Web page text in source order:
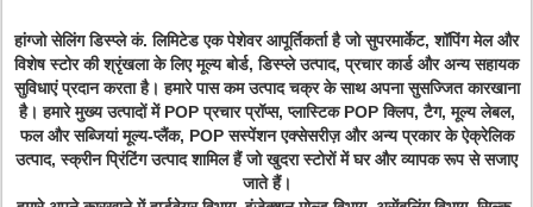
हांग्जो सेलिंग डिस्प्ले कं. लिमिटेड एक पेशेवर आपूर्तिकर्ता है जो सुपरमार्केट, शॉपिंग मेल और
विशेष स्टोर की श्रृंखला के लिए मूल्य बोर्ड, डिस्प्ले उत्पाद, प्रचार कार्ड और अन्य सहायक
सुविधाएं प्रदान करता है। हमारे पास कम उत्पाद चक्र के साथ अपना सुसज्जित कारखाना
है। हमारे मुख्य उत्पादों में POP प्रचार प्रॉप्स, प्लास्टिक POP क्लिप, टैग, मूल्य लेबल,
फल और सब्जियां मूल्य-प्लैंक, POP सस्पेंशन एक्सेसरीज़ और अन्य प्रकार के ऐक्रेलिक
उत्पाद, स्क्रीन प्रिंटिंग उत्पाद शामिल हैं जो खुदरा स्टोरों में घर और व्यापक रूप से सजाए
जाते हैं।